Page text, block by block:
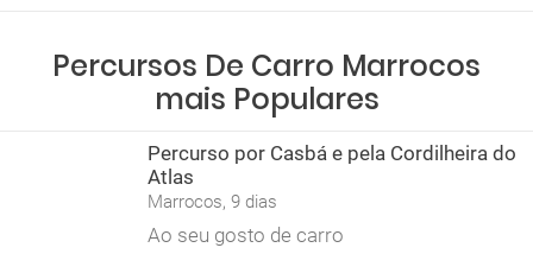
Percursos De Carro Marrocos
mais Populares
Percurso por Casbá e pela Cordilheira do
Atlas
Marrocos, 9 dias
Ao seu gosto de carro